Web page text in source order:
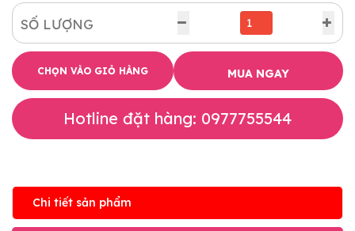
SỐ LƯỢNG
CHỌN VÀO GIỎ HÀNG MUA NGAY
Hotline đặt hàng: 0977755544
Chi tiết sản phẩm